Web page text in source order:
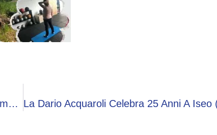
Erbusco (Brescia), Ufficio Postale In Ammodernamento Dall’8 Luglio: Arrivano I Servizi Della PA